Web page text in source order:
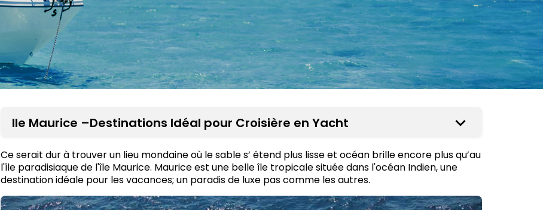
Ile Maurice –Destinations Idéal pour Croisière en Yacht
Ce serait dur à trouver un lieu mondaine où le sable s’ étend plus lisse et océan brille encore plus qu’au
l'île paradisiaque de l'île Maurice. Maurice est une belle île tropicale située dans l'océan Indien, une
destination idéale pour les vacances; un paradis de luxe pas comme les autres.